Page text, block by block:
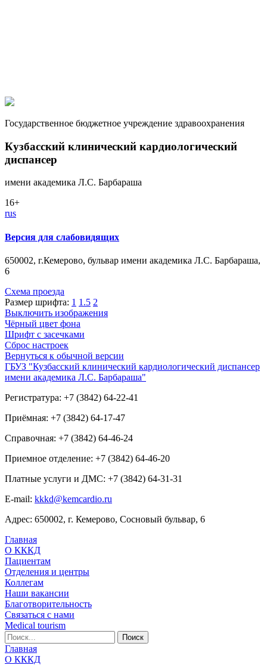
Государственное бюджетное учреждение здравоохранения
Кузбасский клинический кардиологический
диспансер
имени академика Л.С. Барбараша
16+
rus
Версия для слабовидящих
650002, г.Кемерово, бульвар имени академика Л.С. Барбараша,
6
Схема проезда
Размер шрифта: 1 1.5 2
Выключить изображения
Чёрный цвет фона
Шрифт с засечками
Сброс настроек
Вернуться к обычной версии
ГБУЗ "Кузбасский клинический кардиологический диспансер
имени академика Л.С. Барбараша"
Регистратура: +7 (3842) 64-22-41
Приёмная: +7 (3842) 64-17-47
Справочная: +7 (3842) 64-46-24
Приемное отделение: +7 (3842) 64-46-20
Платные услуги и ДМС: +7 (3842) 64-31-31
E-mail: kkkd@kemcardio.ru
Адрес: 650002, г. Кемерово, Сосновый бульвар, 6
Главная
О КККД
Пациентам
Отделения и центры
Коллегам
Наши вакансии
Благотворительность
Связаться с нами
Medical tourism
Главная
О КККД